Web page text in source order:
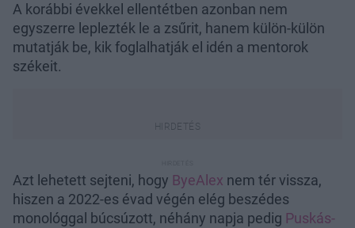
A korábbi évekkel ellentétben azonban nem
egyszerre leplezték le a zsűrit, hanem külön-külön
mutatják be, kik foglalhatják el idén a mentorok
székeit.
Azt lehetett sejteni, hogy ByeAlex nem tér vissza,
hiszen a 2022-es évad végén elég beszédes
monológgal búcsúzott, néhány napja pedig Puskás-